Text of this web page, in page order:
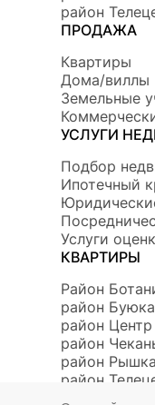
район
ПРОДАЖА
Квартиры
Дома/виллы
Земельные
УСЛУГИ
Подбор
Ипотечный
Услуги
КВАРТИРЫ
Район
район
район Центр
район
район
район